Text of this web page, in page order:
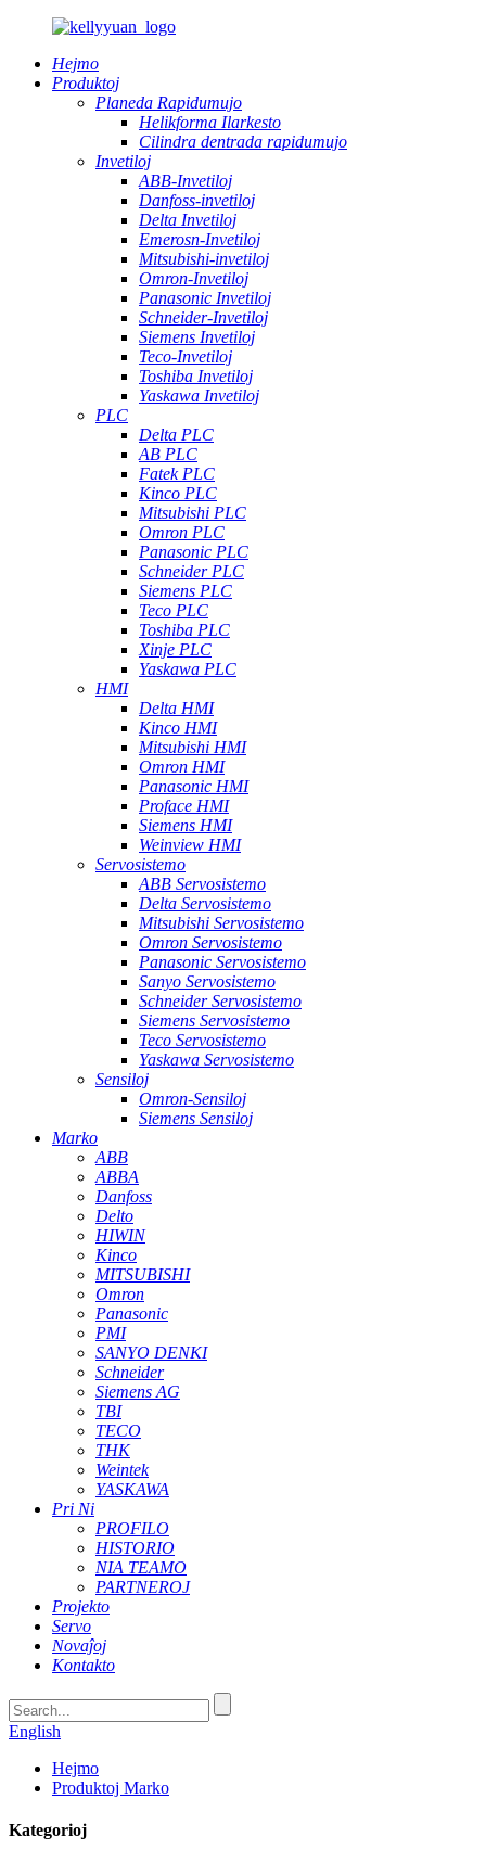
Hejmo
Produktoj
Planeda Rapidumujo
Helikforma Ilarkesto
Cilindra dentrada rapidumujo
Invetiloj
ABB-Invetiloj
Danfoss-invetiloj
Delta Invetiloj
Emerosn-Invetiloj
Mitsubishi-invetiloj
Omron-Invetiloj
Panasonic Invetiloj
Schneider-Invetiloj
Siemens Invetiloj
Teco-Invetiloj
Toshiba Invetiloj
Yaskawa Invetiloj
PLC
Delta PLC
AB PLC
Fatek PLC
Kinco PLC
Mitsubishi PLC
Omron PLC
Panasonic PLC
Schneider PLC
Siemens PLC
Teco PLC
Toshiba PLC
Xinje PLC
Yaskawa PLC
HMI
Delta HMI
Kinco HMI
Mitsubishi HMI
Omron HMI
Panasonic HMI
Proface HMI
Siemens HMI
Weinview HMI
Servosistemo
ABB Servosistemo
Delta Servosistemo
Mitsubishi Servosistemo
Omron Servosistemo
Panasonic Servosistemo
Sanyo Servosistemo
Schneider Servosistemo
Siemens Servosistemo
Teco Servosistemo
Yaskawa Servosistemo
Sensiloj
Omron-Sensiloj
Siemens Sensiloj
Marko
ABB
ABBA
Danfoss
Delto
HIWIN
Kinco
MITSUBISHI
Omron
Panasonic
PMI
SANYO DENKI
Schneider
Siemens AG
TBI
TECO
THK
Weintek
YASKAWA
Pri Ni
PROFILO
HISTORIO
NIA TEAMO
PARTNEROJ
Projekto
Servo
Novaĵoj
Kontakto
English
Hejmo
Produktoj Marko
Kategorioj